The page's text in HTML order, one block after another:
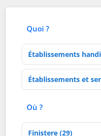
Quoi ?
Type d'établissement
Activités de soins
Où ?
Département